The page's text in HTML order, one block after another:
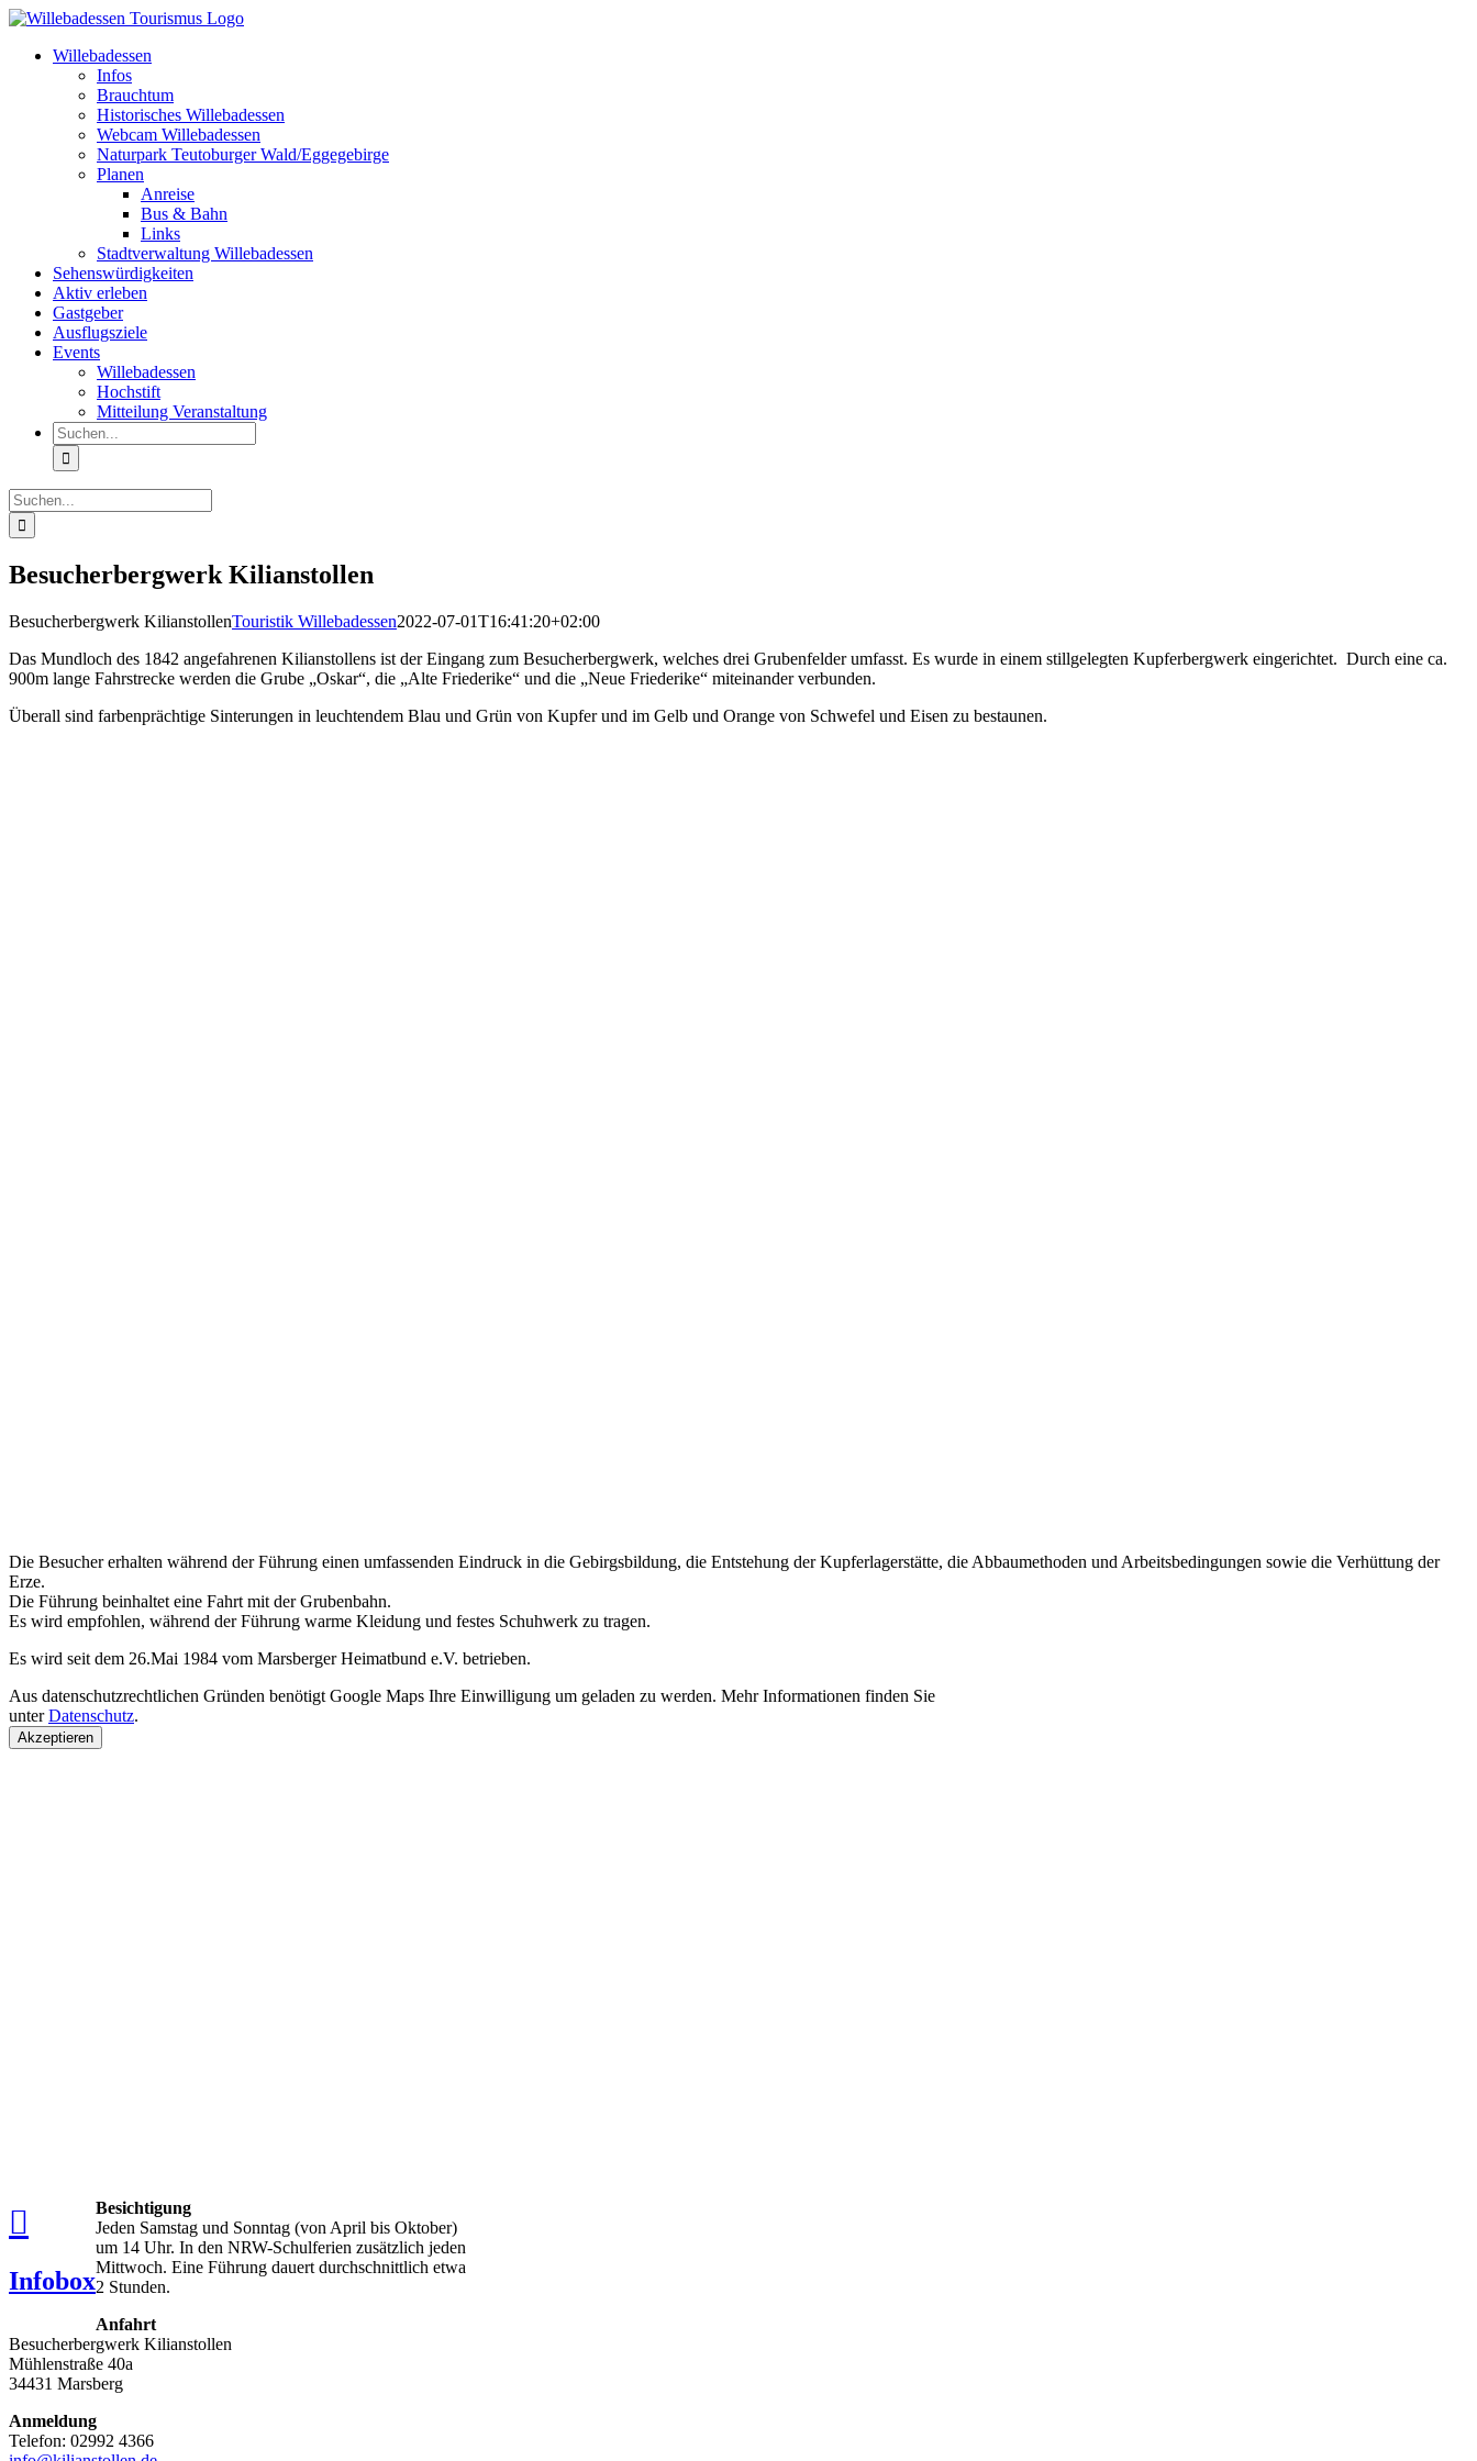
Zum
springenWillebadessen
Infos
Brauchtum
Historisches Willebadessen
Webcam Willebadessen
Naturpark Teutoburger Wald/Eggegebirge
Planen
Anreise
Bus & Bahn
Links
Stadtverwaltung Willebadessen
Sehenswürdigkeiten
Aktiv erleben
Gastgeber
Ausflugsziele
Events
Willebadessen
Hochstift
Mitteilung Veranstaltung
Suche
nach:
Suche
nach:
Besucherbergwerk Kilianstollen
Besucherbergwerk KilianstollenTouristik Willebadessen2022-07-01T16:41:20+02:00
Das Mundloch des 1842 angefahrenen Kilianstollens ist der Eingang zum Besucherbergwerk, welches drei Grubenfelder umfasst. Es wurde in einem stillgelegten Kupferbergwerk eingerichtet. Durch eine ca.
900m lange Fahrstrecke werden die Grube „Oskar“, die „Alte Friederike“ und die „Neue Friederike“ miteinander verbunden.
Überall sind farbenprächtige Sinterungen in leuchtendem Blau und Grün von Kupfer und im Gelb und Orange von Schwefel und Eisen zu bestaunen.
Die Besucher erhalten während der Führung einen umfassenden Eindruck in die Gebirgsbildung, die Entstehung der Kupferlagerstätte, die Abbaumethoden und Arbeitsbedingungen sowie die Verhüttung der
Erze.
Die Führung beinhaltet eine Fahrt mit der Grubenbahn.
Es wird empfohlen, während der Führung warme Kleidung und festes Schuhwerk zu tragen.
Es wird seit dem 26.Mai 1984 vom Marsberger Heimatbund e.V. betrieben.
Aus datenschutzrechtlichen Gründen benötigt Google Maps Ihre Einwilligung um geladen zu werden. Mehr Informationen finden Sie
unterDatenschutz.
Akzeptieren
Infobox
Besichtigung
Jeden Samstag und Sonntag (von April bis Oktober)
um 14 Uhr. In den NRW-Schulferien zusätzlich jeden
Mittwoch. Eine Führung dauert durchschnittlich etwa
2 Stunden.
Anfahrt
Besucherbergwerk Kilianstollen
Mühlenstraße 40a
34431 Marsberg
Anmeldung
Telefon: 02992 4366